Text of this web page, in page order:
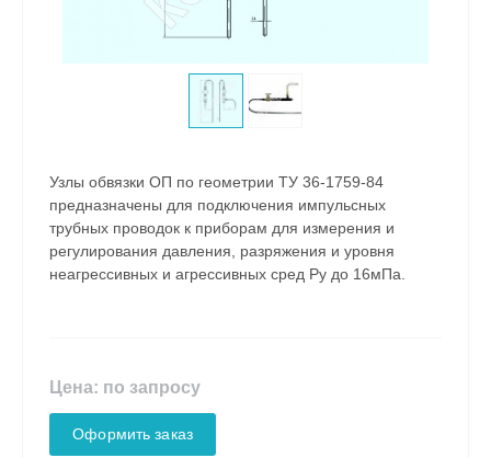
Узлы обвязки ОП по геометрии ТУ 36-1759-84
предназначены для подключения импульсных
трубных проводок к приборам для измерения и
регулирования давления, разряжения и уровня
неагрессивных и агрессивных сред Ру до 16мПа.
Цена: по запросу
Оформить заказ